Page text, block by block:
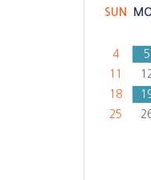
SUN
4
5
11
18
25